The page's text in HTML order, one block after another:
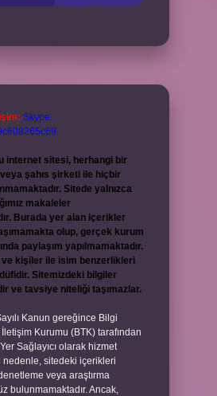
Skype:
internet sitesi, herhangi bir
şahıs şirketi ile hiçbir
Sitede yalnızca
makaleler
Burada yer alan içerikler
olup, gerçek kurum
paylaşım yapılmamaktadır.
kişiler ile isim benzerlikleri
Sitemizdeki bilgiler
ve tavsiye niteliği taşımazlar.
Kanun gereğince Bilgi
Kurumu (BTK) tarafından
Sağlayıcı olarak hizmet
nedenle, sitedeki içerikleri
veya araştırma
bulunmamaktadır. Ancak,